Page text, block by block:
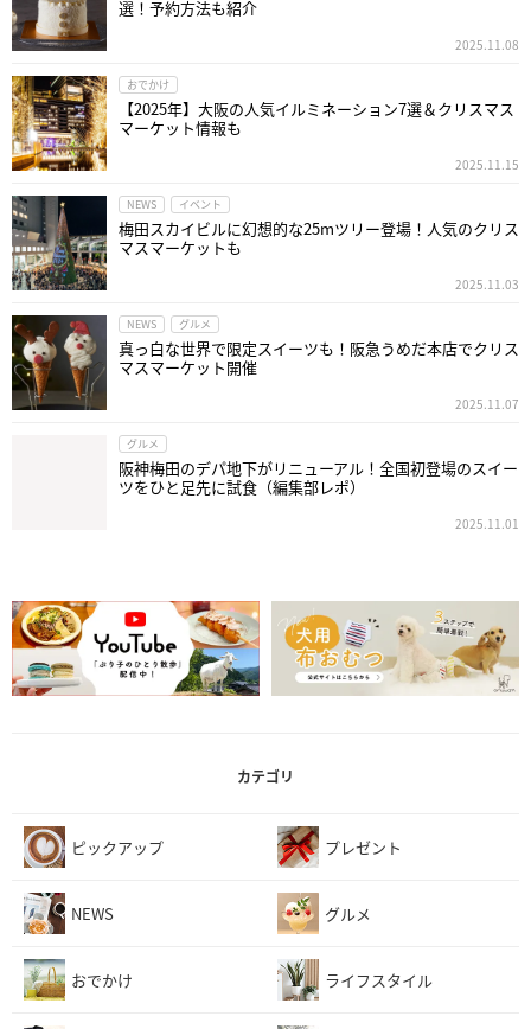
選！予約方法も紹介
2025.11.08
おでかけ
【2025年】大阪の人気イルミネーション7選＆クリスマス
マーケット情報も
2025.11.15
NEWS イベント
梅田スカイビルに幻想的な25mツリー登場！人気のクリス
マスマーケットも
2025.11.03
NEWS グルメ
真っ白な世界で限定スイーツも！阪急うめだ本店でクリス
マスマーケット開催
2025.11.07
グルメ
阪神梅田のデパ地下がリニューアル！全国初登場のスイー
ツをひと足先に試食（編集部レポ）
2025.11.01
カテゴリ
ピックアップ プレゼント
NEWS グルメ
おでかけ ライフスタイル